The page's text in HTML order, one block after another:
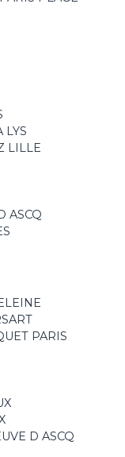
LYS
LILLE
ASCQ
PARIS
D ASCQ